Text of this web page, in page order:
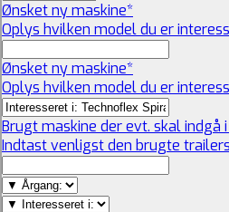
Ønsket ny maskine*
Oplys hvilken model du er
Ønsket ny maskine*
Oplys hvilken model du er
Brugt maskine der evt. skal indgå
Indtast venligst den brugte